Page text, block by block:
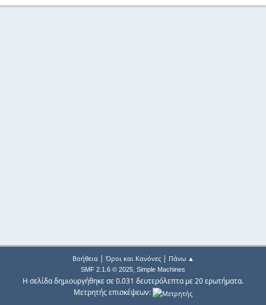
Βοήθεια| Όροι και Κανόνες| Πάνω ▲
SMF 2.1.6 © 2025, Simple Machines
Η σελίδα δημιουργήθηκε σε 0.031 δευτερόλεπτα με 20 ερωτήματα.
Μετρητής επισκέψεων: